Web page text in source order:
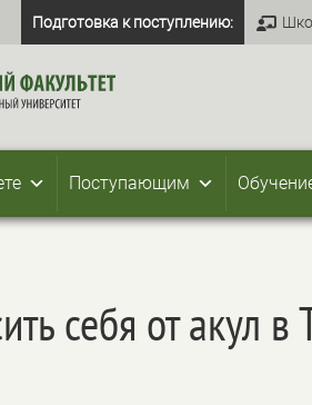
Подготовка к поступлению:
Поступающим
себя от акул в